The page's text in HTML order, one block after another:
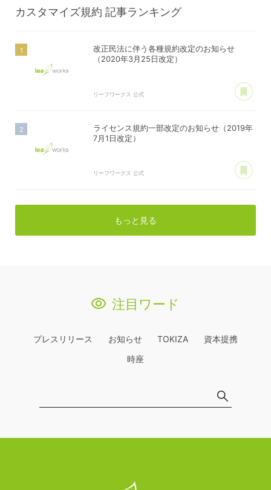
カスタマイズ規約 記事ランキング
改正民法に伴う各種規約改定のお知らせ
（2020年3月25日改定）
リーフワークス 公式
ライセンス規約一部改定のお知らせ（2019年
7月1日改定）
リーフワークス 公式
もっと見る
注目ワード
プレスリリース お知らせ TOKIZA
資本提携
時座